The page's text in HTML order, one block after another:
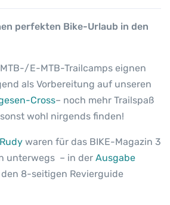
perfekten Bike-Urlaub in den
E-MTB-Trailcamps eignen
als Vorbereitung auf unseren
Cross– noch mehr Trailspaß
wohl nirgends finden!
Rudy waren für das BIKE-Magazin 3
unterwegs – in der Ausgabe
8-seitigen Revierguide